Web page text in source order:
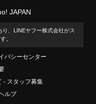
JAPAN
り、LINEヤフー株式会社がス
。
バシーセンター
スタッフ募集
ルプ